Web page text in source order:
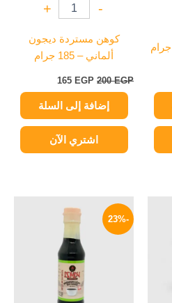
-
+
كوهن مستردة ديجون
ألماني – 185 جرام
200EGP
165 EGP
إضافة إلى السلة
اشتري الآن
-23%
الأصلي
الحالي
هو:
65 EGP.